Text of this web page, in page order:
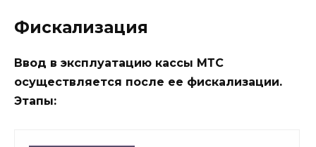
Фискализация
Ввод в эксплуатацию кассы МТС
осуществляется после ее фискализации.
Этапы: